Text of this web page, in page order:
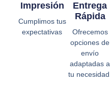
Impresión
Cumplimos tus
expectativas
Entrega
Rápida
Ofrecemos
opciones de
envío
adaptadas a
tu necesidad.